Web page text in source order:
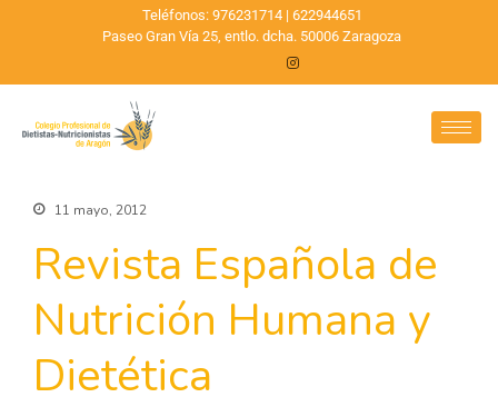
Teléfonos: 976231714 | 622944651
Paseo Gran Vía 25, entlo. dcha. 50006 Zaragoza
11 mayo, 2012
Revista Española de
Nutrición Humana y
Dietética